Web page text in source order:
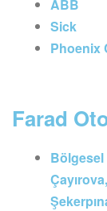
ABB
Sick
Phoenix
Farad
Bölgesel